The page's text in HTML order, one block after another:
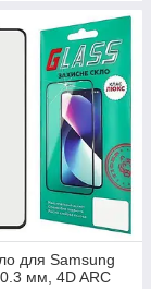
для Samsung
мм, 4D ARC